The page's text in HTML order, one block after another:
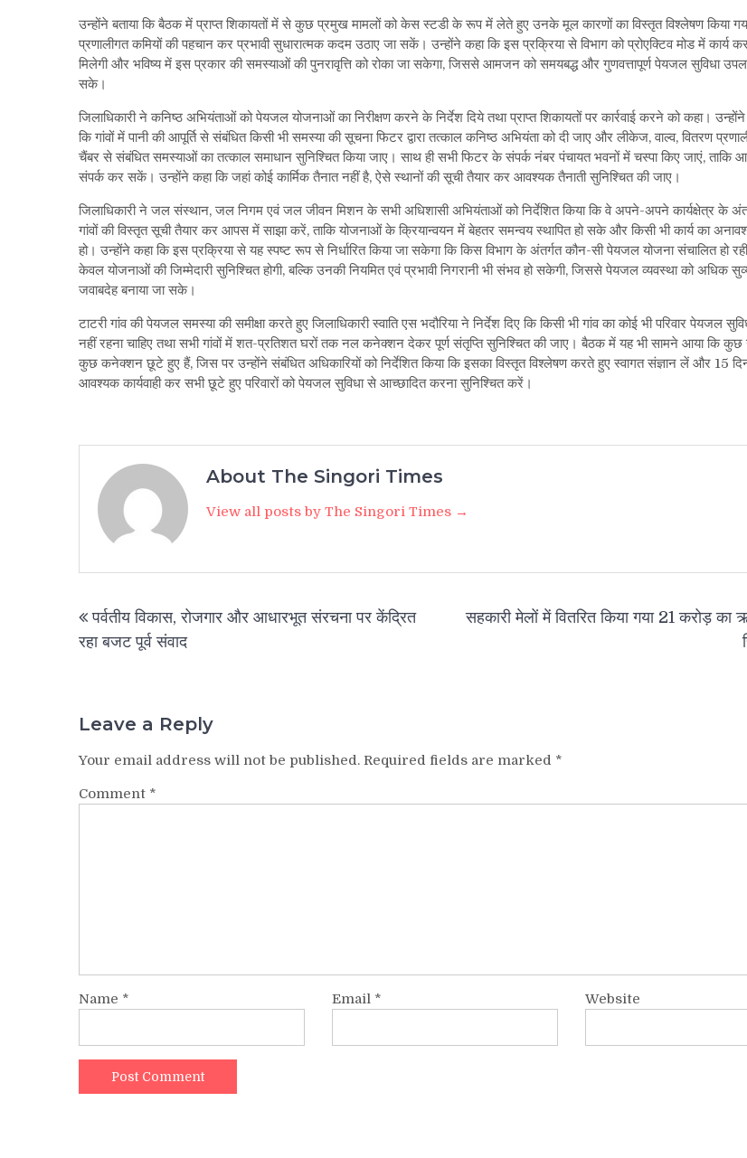
उन्होंने बताया कि बैठक में प्राप्त शिकायतों में से कुछ प्रमुख मामलों को केस स्टडी के रूप में लेते हुए उनके मूल कारणों का विस्तृत विश्लेषण किया
प्रणालीगत कमियों की पहचान कर प्रभावी सुधारात्मक कदम उठाए जा सकें। उन्होंने कहा कि इस प्रक्रिया से विभाग को प्रोएक्टिव मोड में कार्य
मिलेगी और भविष्य में इस प्रकार की समस्याओं की पुनरावृत्ति को रोका जा सकेगा, जिससे आमजन को समयबद्ध और गुणवत्तापूर्ण पेयजल सुविधा
सके।
जिलाधिकारी ने कनिष्ठ अभियंताओं को पेयजल योजनाओं का निरीक्षण करने के निर्देश दिये तथा प्राप्त शिकायतों पर कार्रवाई करने को कहा। उन्होंने
कि गांवों में पानी की आपूर्ति से संबंधित किसी भी समस्या की सूचना फिटर द्वारा तत्काल कनिष्ठ अभियंता को दी जाए और लीकेज, वाल्व, वितरण
चैंबर से संबंधित समस्याओं का तत्काल समाधान सुनिश्चित किया जाए। साथ ही सभी फिटर के संपर्क नंबर पंचायत भवनों में चस्पा किए जाएं, ताकि
संपर्क कर सकें। उन्होंने कहा कि जहां कोई कार्मिक तैनात नहीं है, ऐसे स्थानों की सूची तैयार कर आवश्यक तैनाती सुनिश्चित की जाए।
जिलाधिकारी ने जल संस्थान, जल निगम एवं जल जीवन मिशन के सभी अधिशासी अभियंताओं को निर्देशित किया कि वे अपने-अपने कार्यक्षेत्र के
गांवों की विस्तृत सूची तैयार कर आपस में साझा करें, ताकि योजनाओं के क्रियान्वयन में बेहतर समन्वय स्थापित हो सके और किसी भी कार्य का
हो। उन्होंने कहा कि इस प्रक्रिया से यह स्पष्ट रूप से निर्धारित किया जा सकेगा कि किस विभाग के अंतर्गत कौन-सी पेयजल योजना संचालित हो
केवल योजनाओं की जिम्मेदारी सुनिश्चित होगी, बल्कि उनकी नियमित एवं प्रभावी निगरानी भी संभव हो सकेगी, जिससे पेयजल व्यवस्था को अधिक
जवाबदेह बनाया जा सके।
टाटरी गांव की पेयजल समस्या की समीक्षा करते हुए जिलाधिकारी स्वाति एस भदौरिया ने निर्देश दिए कि किसी भी गांव का कोई भी परिवार पेयजल
नहीं रहना चाहिए तथा सभी गांवों में शत-प्रतिशत घरों तक नल कनेक्शन देकर पूर्ण संतृप्ति सुनिश्चित की जाए। बैठक में यह भी सामने आया कि कुछ
कुछ कनेक्शन छूटे हुए हैं, जिस पर उन्होंने संबंधित अधिकारियों को निर्देशित किया कि इसका विस्तृत विश्लेषण करते हुए स्वागत संज्ञान लें और 15
आवश्यक कार्यवाही कर सभी छूटे हुए परिवारों को पेयजल सुविधा से आच्छादित करना सुनिश्चित करें।
About The Singori Times
View all posts by The Singori Times →
Post
navigation
पर्वतीय विकास, रोजगार और आधारभूत संरचना पर केंद्रित
रहा बजट पूर्व संवाद
सहकारी मेलों में वितरित किया गया 21 करोड़ का
Leave a Reply
Your email address will not be published. Required fields are marked *
Comment *
Name * Email * Website